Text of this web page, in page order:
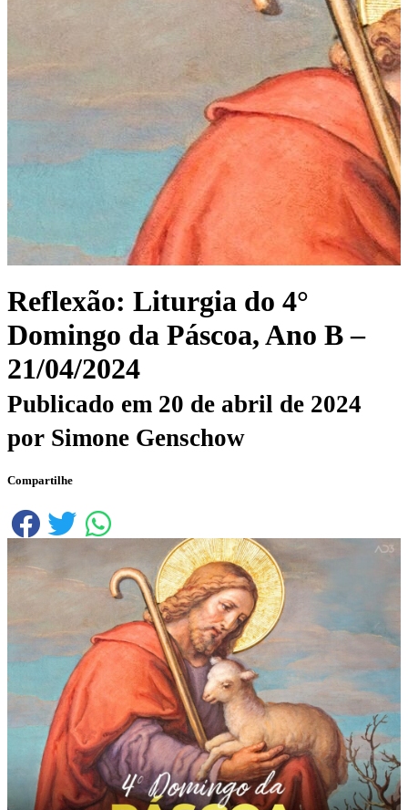
Reflexão: Liturgia do 4°
Domingo da Páscoa, Ano B –
21/04/2024
Publicado em 20 de abril de 2024
por Simone Genschow
Compartilhe